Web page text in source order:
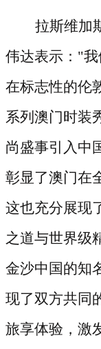
拉斯维加
伟达表示： "我
在标志性的伦
系列澳门时装
尚盛事引入中
彰显了澳门在
这也充分展现
之道与世界级
金沙中国的知
现了双方共同
旅享体验，激